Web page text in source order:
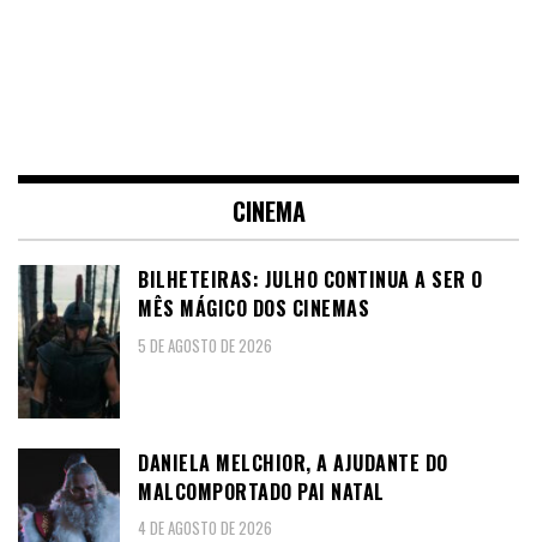
CINEMA
BILHETEIRAS: JULHO CONTINUA A SER O
MÊS MÁGICO DOS CINEMAS
5 DE AGOSTO DE 2026
DANIELA MELCHIOR, A AJUDANTE DO
MALCOMPORTADO PAI NATAL
4 DE AGOSTO DE 2026